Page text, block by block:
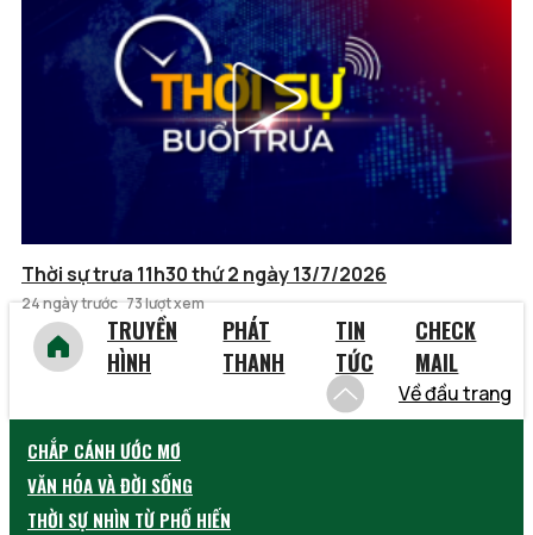
Thời sự trưa 11h30 thứ 2 ngày 13/7/2026
24 ngày trước 73 lượt xem
TRUYỀN
HÌNH
PHÁT
THANH
TIN
TỨC
CHECK
MAIL
Về đầu trang
CHẮP CÁNH ƯỚC MƠ
VĂN HÓA VÀ ĐỜI SỐNG
THỜI SỰ NHÌN TỪ PHỐ HIẾN